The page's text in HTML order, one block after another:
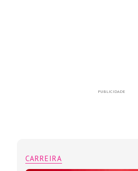
PUBLICIDADE
CARREIRA